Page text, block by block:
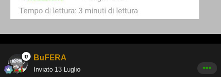
BuFERA
Inviato 13 Luglio